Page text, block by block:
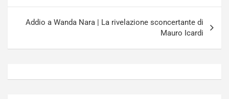
Addio a Wanda Nara | La rivelazione sconcertante di
Mauro Icardi